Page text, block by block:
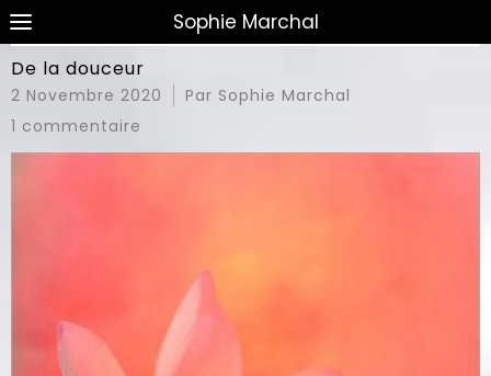
Sophie Marchal
De la douceur
2 Novembre 2020
Par Sophie Marchal
1 commentaire